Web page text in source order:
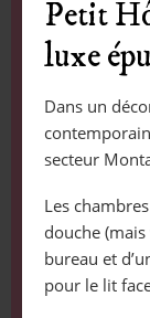
Petit
luxe
Dans un
secteur
Les
douche
bureau et
pour le lit